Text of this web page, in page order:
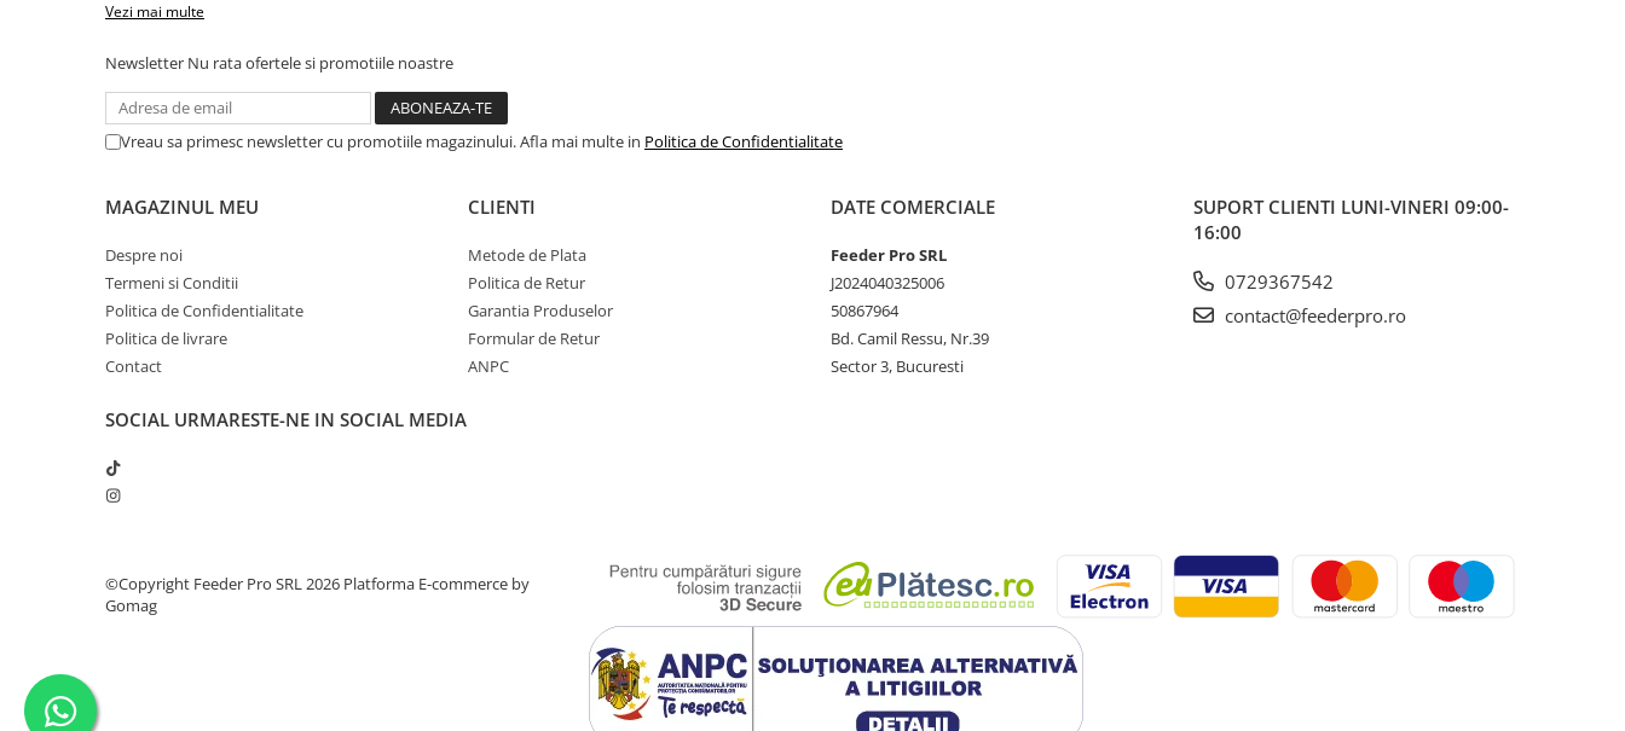
Vezi mai multe
Newsletter Nu rata ofertele si promotiile noastre
Vreau sa primesc newsletter cu promotiile magazinului. Afla mai multe in Politica de Confidentialitate
MAGAZINUL MEU
Despre noi
Termeni si Conditii
Politica de Confidentialitate
Politica de livrare
Contact
CLIENTI
Metode de Plata
Politica de Retur
Garantia Produselor
Formular de Retur
ANPC
DATE COMERCIALE
Feeder Pro SRL
J2024040325006
50867964
Bd. Camil Ressu, Nr.39
Sector 3, Bucuresti
SUPORT CLIENTI LUNI-VINERI 09:00-
16:00
0729367542
contact@feederpro.ro
SOCIAL URMARESTE-NE IN SOCIAL MEDIA
©Copyright Feeder Pro SRL 2026 Platforma E-commerce by
Gomag